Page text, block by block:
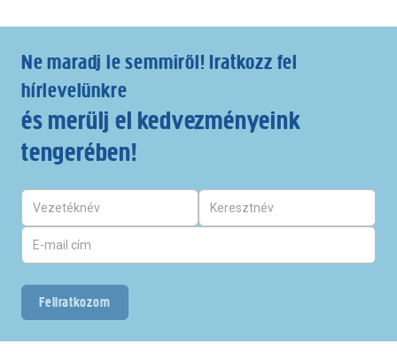
Ne maradj le semmiről! Iratkozz fel
hírlevelünkre
és merülj el kedvezményeink
tengerében!
Feliratkozom